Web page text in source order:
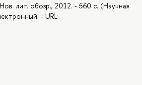
лит. обозр., 2012. - 560 с. (Научная
- URL: